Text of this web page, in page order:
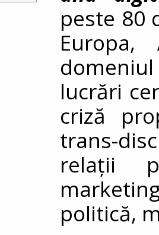
peste 80
lucrări
criză
trans-
relații
politică,